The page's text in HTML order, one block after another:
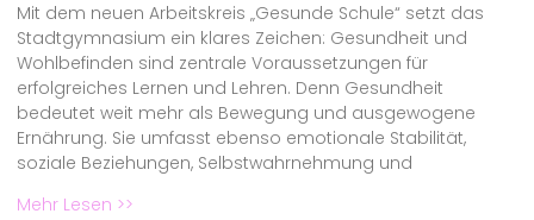
Mit dem neuen Arbeitskreis „Gesunde Schule“ setzt das
Stadtgymnasium ein klares Zeichen: Gesundheit und
Wohlbefinden sind zentrale Voraussetzungen für
erfolgreiches Lernen und Lehren. Denn Gesundheit
bedeutet weit mehr als Bewegung und ausgewogene
Ernährung. Sie umfasst ebenso emotionale Stabilität,
soziale Beziehungen, Selbstwahrnehmung und
Mehr Lesen >>